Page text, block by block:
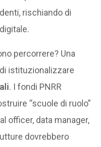
rischiando di
percorrere? Una
istituzionalizzare
. I fondi PNRR
“scuole di ruolo”
officer, data manager,
dovrebbero